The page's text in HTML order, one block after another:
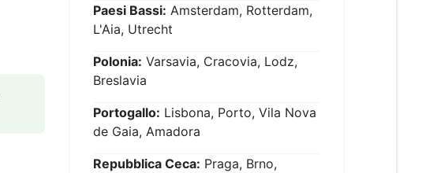
Paesi Bassi: Amsterdam, Rotterdam,
L'Aia, Utrecht
Polonia: Varsavia, Cracovia, Lodz,
Breslavia
Portogallo: Lisbona, Porto, Vila Nova
de Gaia, Amadora
Repubblica Ceca: Praga, Brno,